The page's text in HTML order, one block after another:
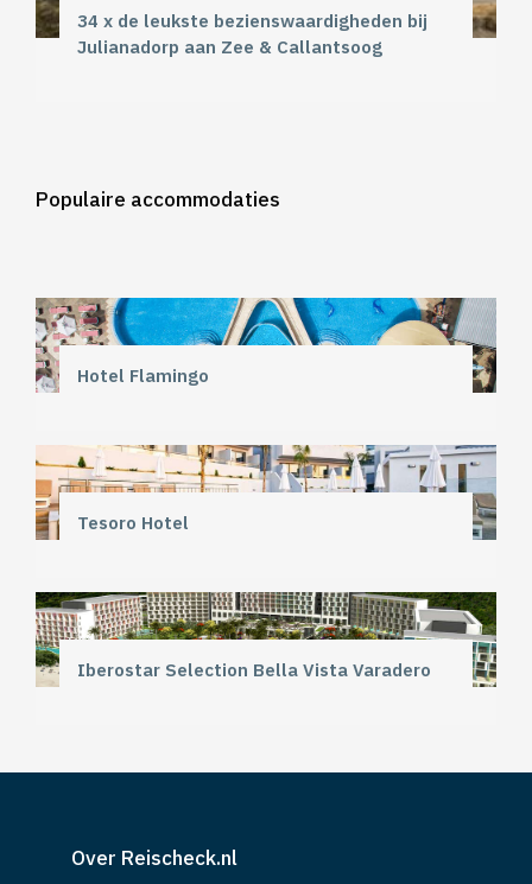
34 x de leukste bezienswaardigheden bij
Julianadorp aan Zee & Callantsoog
Populaire accommodaties
Hotel Flamingo
Tesoro Hotel
Iberostar Selection Bella Vista Varadero
Over Reischeck.nl